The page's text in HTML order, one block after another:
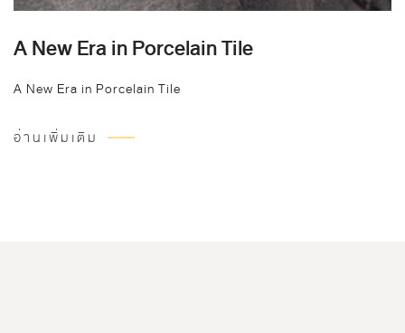
A New Era in Porcelain Tile
A New Era in Porcelain Tile
อ่านเพิ่มเติม